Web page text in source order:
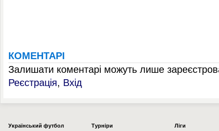
КОМЕНТАРІ
Залишати коментарі можуть лише
Реєстрація, Вхід
Українcький футбол
Турніри
Ліги